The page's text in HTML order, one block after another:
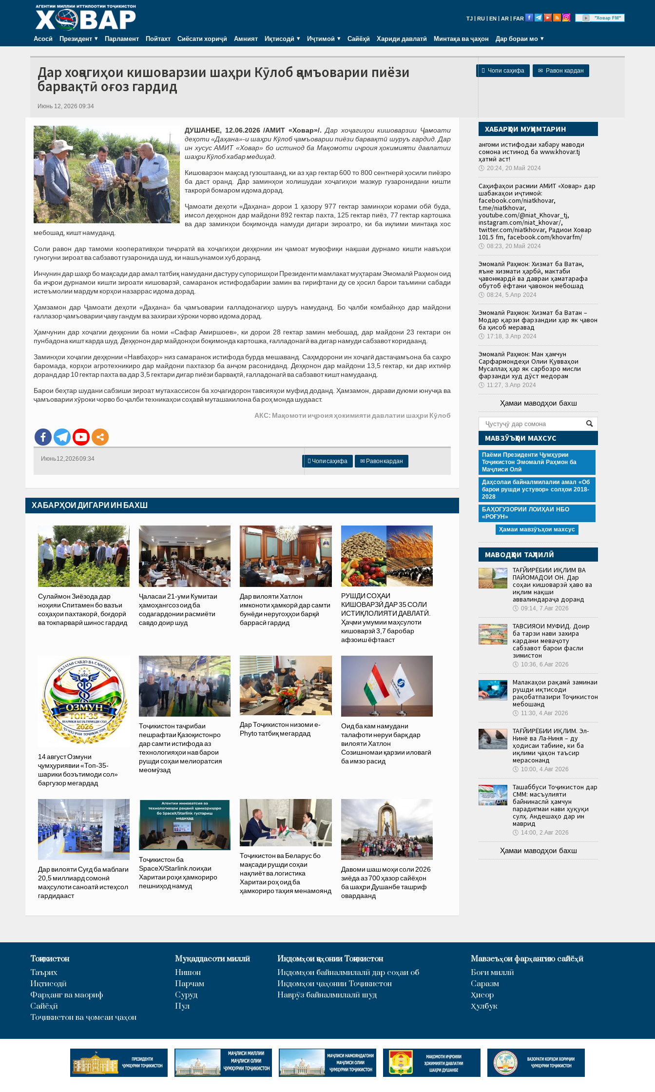
TJ RU EN AR FAR "Ховар FM"
Асосӣ Президент Парламент Пойтахт Сиёсати хориҷӣ Амният Иқтисодӣ Иҷтимоӣ Сайёҳӣ Хариди давлатӣ Минтақа ва ҷаҳон Дар бораи мо
 Чопи саҳифа ✉ Равон кардан
Дар хоҷагиҳои кишоварзии шаҳри Кӯлоб ҷамъоварии пиёзи
барвақтӣ оғоз гардид
Июнь 12, 2026 09:34
ДУШАНБЕ, 12.06.2026 /АМИТ «Ховар»/. Дар хоҷагиҳои кишоварзии Ҷамоати
деҳоти «Даҳана»-и шаҳри Кӯлоб ҷамъоварии пиёзи барвақтӣ шуруъ гардид. Дар
ин хусус АМИТ «Ховар» бо истинод ба Мақомоти иҷроия ҳокимияти давлатии
шаҳри Кӯлоб хабар медиҳад.
Кишоварзон мақсад гузоштаанд, ки аз ҳар гектар 600 то 800 сентнерӣ ҳосили пиёзро
ба даст оранд. Дар заминҳои холишудаи хоҷагиҳои мазкур гузаронидани кишти
такрорӣ бомаром идома дорад.
Ҷамоати деҳоти «Даҳана» дорои 1 ҳазору 977 гектар заминҳои корами обӣ буда,
имсол деҳқонон дар майдони 892 гектар пахта, 125 гектар пиёз, 77 гектар картошка
ва дар заминҳои боқимонда намуди дигари зироатро, ки ба иқлими минтақа хос
мебошад, кишт намуданд.
Соли равон дар тамоми кооперативҳои тиҷоратӣ ва хоҷагиҳои деҳқонии ин ҷамоат мувофиқи нақшаи дурнамо кишти навъҳои
гуногуни зироат ва сабзавот гузаронида шуд, ки нашъунамои хуб доранд.
Инчунин дар шаҳр бо мақсади дар амал татбиқ намудани дастуру супоришҳои Президенти мамлакат муҳтарам Эмомалӣ Раҳмон оид
ба иҷрои дурнамои кишти зироати кишоварзӣ, самаранок истифодабарии замин ва гирифтани ду се ҳосил барои таъмини сабади
истеъмолии мардум корҳои назаррас идома дорад.
Ҳамзамон дар Ҷамоати деҳоти «Даҳана» ба ҷамъоварии ғалладонагиҳо шуруъ намуданд. Бо ҷалби комбайнҳо дар майдони
ғаллазор ҷамъоварии ҷаву гандум ва захираи хӯроки чорво идома дорад.
Ҳамчунин дар хоҷагии деҳқонии ба номи «Сафар Амиршоев», ки дорои 28 гектар замин мебошад, дар майдони 23 гектари он
пунбадона кишт карда шуд. Деҳқонон дар майдонҳои боқимонда картошка, ғалладонагӣ ва дигар намуди сабзавот коридаанд.
Заминҳои хоҷагии деҳқонии «Навбаҳор» низ самаранок истифода бурда мешаванд. Саҳмдорони ин хоҷагӣ дастаҷамъона ба саҳро
баромада, корҳои агротехникиро дар майдони пахтазор ба анҷом расониданд. Деҳқонон дар майдони 13,5 гектар, ки дар ихтиёр
доранд дар 10 гектар пахта ва дар 3,5 гектари дигар пиёзи барвақтӣ, ғалладонагӣ ва сабзавот кишт намудаанд.
Барои беҳтар шудани сабзиши зироат мутахассисон ба хоҷагидорон тавсияҳои муфид доданд. Ҳамзамон, дарави дуюми юнучқа ва
ҷамъоварии хӯроки чорво бо ҷалби техникаҳои соҳавӣ муташакилона ба роҳ монда шудааст.
АКС: Мақомоти иҷроия ҳокимияти давлатии шаҳри Кӯлоб
 Чопи саҳифа ✉ Равон кардан
Июнь 12, 2026 09:34
ХАБАРҲОИ ДИГАРИ ИН БАХШ
Сулаймон Зиёзода дар
ноҳияи Спитамен бо вазъи
соҳаҳои пахтакорӣ, боғдорӣ
ва токпарварӣ шинос гардид
Ҷаласаи 21-уми Кумитаи
ҳамоҳангсоз оид ба
содагардонии расмиёти
савдо доир шуд
Дар вилояти Хатлон
имконоти ҳамкорӣ дар самти
бунёди неругоҳҳои барқӣ
баррасӣ гардид
РУШДИ СОҲАИ
КИШОВАРЗӢ ДАР 35 СОЛИ
ИСТИҚЛОЛИЯТИ ДАВЛАТӢ.
Ҳаҷми умумии маҳсулоти
кишоварзӣ 3,7 баробар
афзоиш ёфтааст
14 август Озмуни
ҷумҳуриявии «Топ-35-
шарики боэътимоди сол»
баргузор мегардад
Тоҷикистон таҷрибаи
пешрафтаи Қазоқистонро
дар самти истифода аз
технологияҳои нав барои
рушди соҳаи мелиоратсия
меомӯзад
Дар Тоҷикистон низоми e-
Phyto татбиқ мегардад
Оид ба кам намудани
талафоти неруи барқ дар
вилояти Хатлон
Созишномаи қарзии иловагӣ
ба имзо расид
Дар вилояти Суғд ба маблағи
20,5 миллиард сомонӣ
маҳсулоти саноатӣ истеҳсол
гардидааст
Тоҷикистон ба
SpaceX/Starlink лоиҳаи
Харитаи роҳи ҳамкориро
пешниҳод намуд
Тоҷикистон ва Беларус бо
мақсади рушди соҳаи
нақлиёт ва логистика
Харитаи роҳ оид ба
ҳамкориро таҳия менамоянд
Давоми шаш моҳи соли 2026
зиёда аз 700 ҳазор сайёҳон
ба шаҳри Душанбе ташриф
овардаанд
ХАБАРҲОИ МУҲИМТАРИН
Ҳангоми истифодаи хабару маводи
сомона истинод ба www.khovar.tj
ҳатмӣ аст!
🕔 20:24, 20.Май 2024
Саҳифаҳои расмии АМИТ «Ховар» дар
шабакаҳои иҷтимоӣ:
facebook.com/niatkhovar,
t.me/niatkhovar,
youtube.com/@niat_Khovar_tj,
instagram.com/niat_khovar/,
twitter.com/niatkhovar, Радиои Ховар
101.5 fm, facebook.com/khovarfm/
🕔 08:23, 20.Май 2024
Эмомалӣ Раҳмон: Хизмат ба Ватан,
яъне хизмати ҳарбӣ, мактаби
ҷавонмардӣ ва давраи ҳаматарафа
обутоб ёфтани ҷавонон мебошад
🕔 08:24, 5.Апр 2024
Эмомалӣ Раҳмон: Хизмат ба Ватан –
Модар қарзи фарзандии ҳар як ҷавон
ба ҳисоб меравад
🕔 17:18, 3.Апр 2024
Эмомалӣ Раҳмон: Ман ҳамчун
Сарфармондеҳи Олии Қувваҳои
Мусаллаҳ ҳар як сарбозро мисли
фарзанди худ дӯст медорам
🕔 11:27, 3.Апр 2024
Ҳамаи маводҳои бахш
МАВЗӮЪҲОИ МАХСУС
Паёми Президенти Ҷумҳурии
Тоҷикистон Эмомалӣ Раҳмон ба
Маҷлиси Олӣ
Даҳсолаи байналмилалии амал «Об
барои рушди устувор» солҳои 2018-
2028
БАҲОГУЗОРИИ ЛОИҲАИ НБО
«РОҒУН»
Ҳамаи мавзӯъҳои махсус
МАВОДҲОИ ТАҲЛИЛӢ
ТАҒЙИРЁБИИ ИҚЛИМ ВА
ПАЙОМАДҲОИ ОН. Дар
соҳаи кишоварзӣ ҳаво ва
иқлим нақши
аввалиндараҷа доранд
🕔 09:14, 7.Авг 2026
ТАВСИЯҲОИ МУФИД. Доир
ба тарзи нави захира
кардани меваҷоту
сабзавот барои фасли
зимистон
🕔 10:36, 6.Авг 2026
Малакаҳои рақамӣ заминаи
рушди иқтисоди
рақобатпазири Тоҷикистон
мебошанд
🕔 11:30, 4.Авг 2026
ТАҒЙИРЁБИИ ИҚЛИМ. Эл-
Нинё ва Ла-Ниня – ду
ҳодисаи табиие, ки ба
иқлими ҷаҳон таъсир
мерасонанд
🕔 10:00, 4.Авг 2026
Ташаббуси Тоҷикистон дар
СММ: масъулияти
байнинаслӣ ҳамчун
парадигмаи нави ҳуқуқи
сулҳ. Андешаҳо дар ин
маврид
🕔 14:00, 2.Авг 2026
Ҳамаи маводҳои бахш
Тоҷикистон
Таърих
Иқтисодӣ
Фарҳанг ва маориф
Сайёҳӣ
Тоҷикистон ва ҷомеаи ҷаҳон
Муқаддасоти миллӣ
Нишон
Парчам
Суруд
Пул
Иқдомҳои ҷаҳонии Тоҷикистон
Иқдомҳои байналмилалӣ дар соҳаи об
Иқдомҳои ҷаҳонии Тоҷикистон
Наврӯз байналмилалӣ шуд
Мавзеъҳои фарҳангию сайёҳӣ
Боғи миллӣ
Саразм
Ҳисор
Ҳулбук